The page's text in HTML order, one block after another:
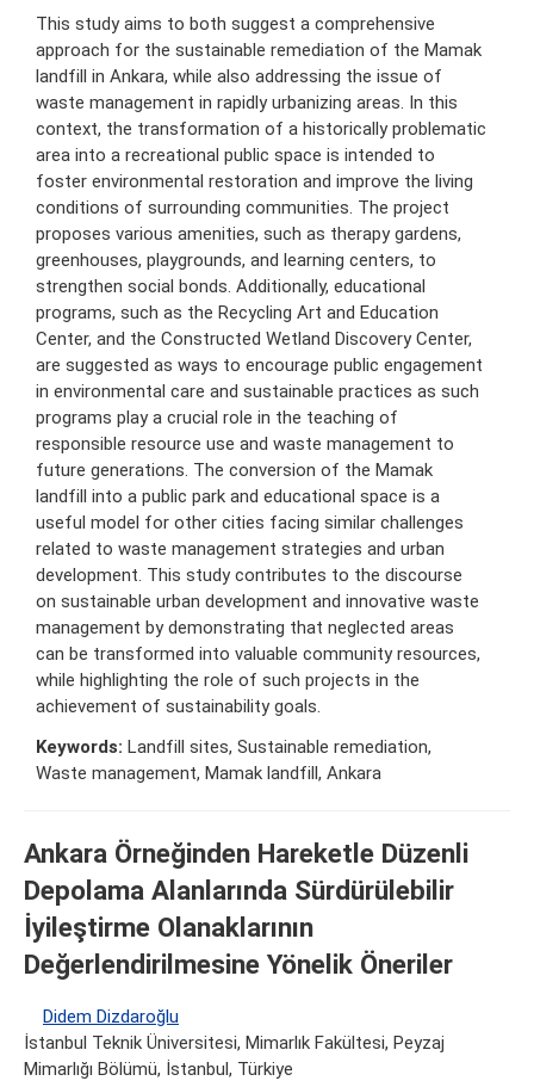
This study aims to both suggest a comprehensive
approach for the sustainable remediation of the Mamak
landfill in Ankara, while also addressing the issue of
waste management in rapidly urbanizing areas. In this
context, the transformation of a historically problematic
area into a recreational public space is intended to
foster environmental restoration and improve the living
conditions of surrounding communities. The project
proposes various amenities, such as therapy gardens,
greenhouses, playgrounds, and learning centers, to
strengthen social bonds. Additionally, educational
programs, such as the Recycling Art and Education
Center, and the Constructed Wetland Discovery Center,
are suggested as ways to encourage public engagement
in environmental care and sustainable practices as such
programs play a crucial role in the teaching of
responsible resource use and waste management to
future generations. The conversion of the Mamak
landfill into a public park and educational space is a
useful model for other cities facing similar challenges
related to waste management strategies and urban
development. This study contributes to the discourse
on sustainable urban development and innovative waste
management by demonstrating that neglected areas
can be transformed into valuable community resources,
while highlighting the role of such projects in the
achievement of sustainability goals.
Keywords: Landfill sites, Sustainable remediation,
Waste management, Mamak landfill, Ankara
Ankara Örneğinden Hareketle Düzenli
Depolama Alanlarında Sürdürülebilir
İyileştirme Olanaklarının
Değerlendirilmesine Yönelik Öneriler
Didem Dizdaroğlu
İstanbul Teknik Üniversitesi, Mimarlık Fakültesi, Peyzaj
Mimarlığı Bölümü, İstanbul, Türkiye